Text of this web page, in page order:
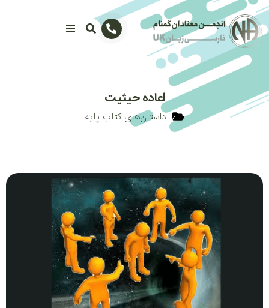
اعاده حیثیت
داستان‌های کتاب پایه